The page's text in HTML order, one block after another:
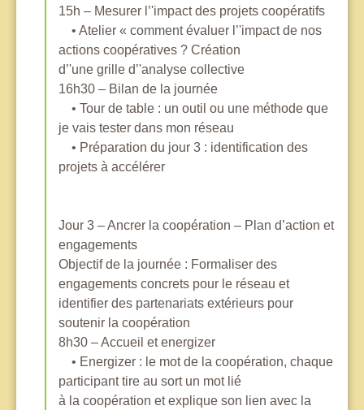
15h – Mesurer l’'impact des projets coopératifs
• Atelier « comment évaluer l’'impact de nos
actions coopératives ? Création
d’'une grille d’'analyse collective
16h30 – Bilan de la journée
• Tour de table : un outil ou une méthode que
je vais tester dans mon réseau
• Préparation du jour 3 : identification des
projets à accélérer
Jour 3 – Ancrer la coopération – Plan d’action et
engagements
Objectif de la journée : Formaliser des
engagements concrets pour le réseau et
identifier des partenariats extérieurs pour
soutenir la coopération
8h30 – Accueil et energizer
• Energizer : le mot de la coopération, chaque
participant tire au sort un mot lié
à la coopération et explique son lien avec la